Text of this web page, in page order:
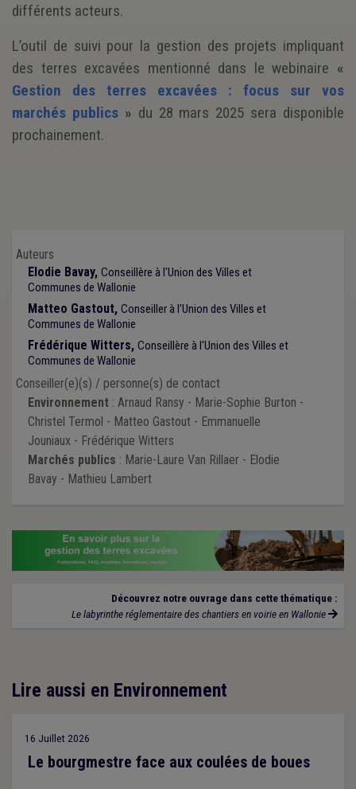
différents acteurs.
L’outil de suivi pour la gestion des projets impliquant
des terres excavées mentionné dans le webinaire «
Gestion des terres excavées : focus sur vos
marchés publics» du 28 mars 2025 sera disponible
prochainement.
Auteurs
Elodie Bavay, Conseillère à l'Union des Villes et
Communes de Wallonie
Matteo Gastout, Conseiller à l'Union des Villes et
Communes de Wallonie
Frédérique Witters, Conseillère à l'Union des Villes et
Communes de Wallonie
Conseiller(e)(s) / personne(s) de contact
Environnement : Arnaud Ransy - Marie-Sophie Burton -
Christel Termol - Matteo Gastout - Emmanuelle
Jouniaux - Frédérique Witters
Marchés publics : Marie-Laure Van Rillaer - Elodie
Bavay - Mathieu Lambert
Découvrez notre ouvrage dans cette thématique :
Le labyrinthe réglementaire des chantiers en voirie en Wallonie
Lire aussi en Environnement
16 Juillet 2026
Le bourgmestre face aux coulées de boues